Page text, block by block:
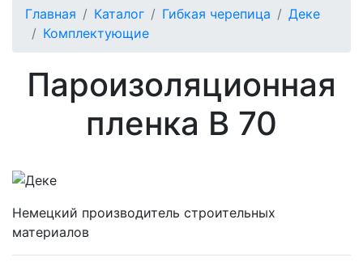
Главная Каталог Гибкая черепица
Деке
Комплектующие
Пароизоляционная
пленка B 70
Немецкий производитель строительных
материалов